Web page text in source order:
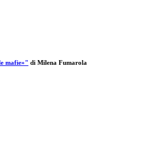
mafie»" di Milena Fumarola